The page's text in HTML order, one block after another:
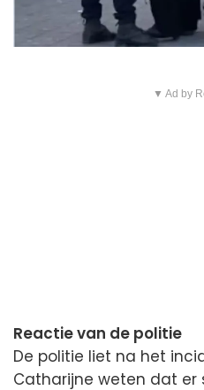
▼ Ad by
Reactie van de politie
De politie liet na het
Catharijne weten dat er